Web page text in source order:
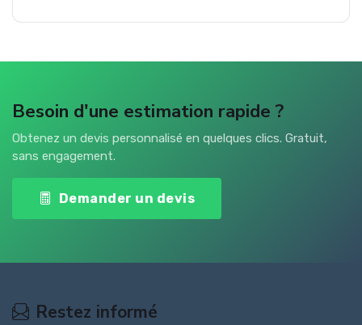
Besoin d'une estimation rapide ?
Obtenez un devis personnalisé en quelques clics. Gratuit,
sans engagement.
Demander un devis
Restez informé